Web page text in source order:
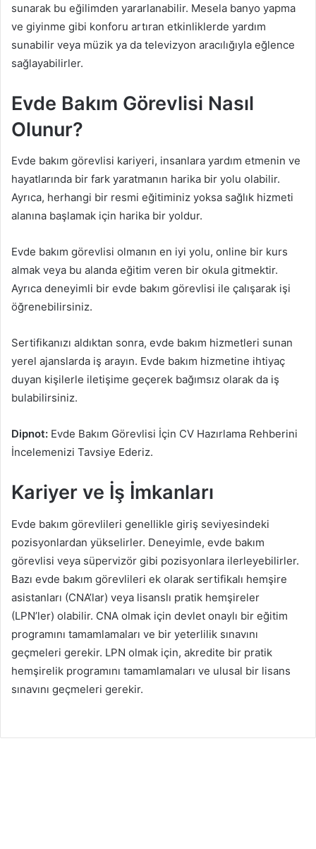
sunarak bu eğilimden yararlanabilir. Mesela banyo yapma
ve giyinme gibi konforu artıran etkinliklerde yardım
sunabilir veya müzik ya da televizyon aracılığıyla eğlence
sağlayabilirler.
Evde Bakım Görevlisi Nasıl
Olunur?
Evde bakım görevlisi kariyeri, insanlara yardım etmenin ve
hayatlarında bir fark yaratmanın harika bir yolu olabilir.
Ayrıca, herhangi bir resmi eğitiminiz yoksa sağlık hizmeti
alanına başlamak için harika bir yoldur.
Evde bakım görevlisi olmanın en iyi yolu, online bir kurs
almak veya bu alanda eğitim veren bir okula gitmektir.
Ayrıca deneyimli bir evde bakım görevlisi ile çalışarak işi
öğrenebilirsiniz.
Sertifikanızı aldıktan sonra, evde bakım hizmetleri sunan
yerel ajanslarda iş arayın. Evde bakım hizmetine ihtiyaç
duyan kişilerle iletişime geçerek bağımsız olarak da iş
bulabilirsiniz.
Dipnot: Evde Bakım Görevlisi İçin CV Hazırlama Rehberini
İncelemenizi Tavsiye Ederiz.
Kariyer ve İş İmkanları
Evde bakım görevlileri genellikle giriş seviyesindeki
pozisyonlardan yükselirler. Deneyimle, evde bakım
görevlisi veya süpervizör gibi pozisyonlara ilerleyebilirler.
Bazı evde bakım görevlileri ek olarak sertifikalı hemşire
asistanları (CNA’lar) veya lisanslı pratik hemşireler
(LPN’ler) olabilir. CNA olmak için devlet onaylı bir eğitim
programını tamamlamaları ve bir yeterlilik sınavını
geçmeleri gerekir. LPN olmak için, akredite bir pratik
hemşirelik programını tamamlamaları ve ulusal bir lisans
sınavını geçmeleri gerekir.